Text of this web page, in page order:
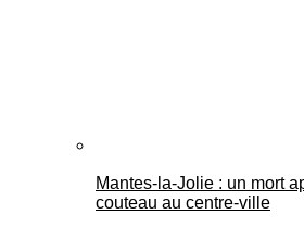
Mantes-la-Jolie : un mort
couteau au centre-ville